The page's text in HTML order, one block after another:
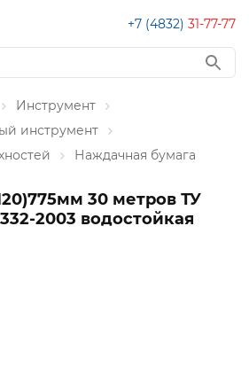
+7 (4832) 31-77-77
Инструмент
инструмент
Наждачная бумага
30 метров ТУ
2003 водостойкая